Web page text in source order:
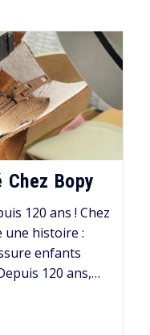
Bopy
120 ans ! Chez
une histoire :
enfants
120 ans,…